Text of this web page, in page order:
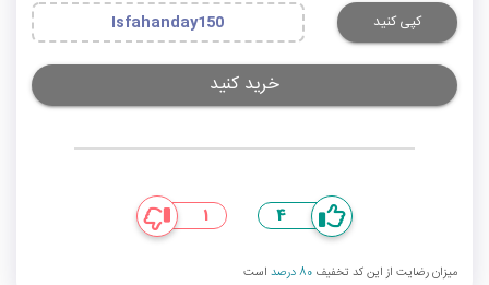
کپی کنید Isfahanday150
خرید کنید
4
1
میزان رضایت از این کد تخفیف 80 درصد است